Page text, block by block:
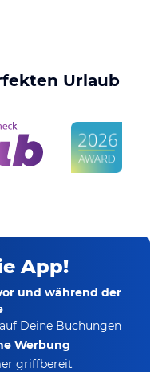
Urlaub
App!
und während der
auf Deine Buchungen
Werbung
griffbereit